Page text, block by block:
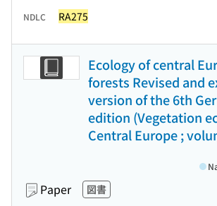
NDLC RA275
Ecology of central
forests Revised and
version of the 6th
edition (Vegetation
Central Europe ;
Paper 図書